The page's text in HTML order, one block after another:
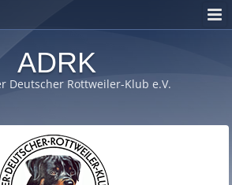
ADRK
Deutscher Rottweiler-Klub e.V.